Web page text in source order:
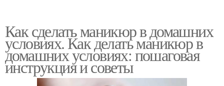
Как сделать маникюр в домашних
условиях. Как делать маникюр в
домашних условиях: пошаговая
инструкция и советы